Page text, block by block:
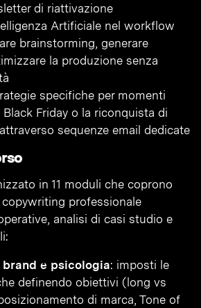
di riattivazione
Artificiale nel workflow
brainstorming, generare
la produzione senza
specifiche per momenti
Friday o la riconquista di
sequenze email dedicate
in 11 moduli che coprono
professionale
analisi di casi studio e
brand e psicologia: imposti le
definendo obiettivi (long vs
di marca, Tone of